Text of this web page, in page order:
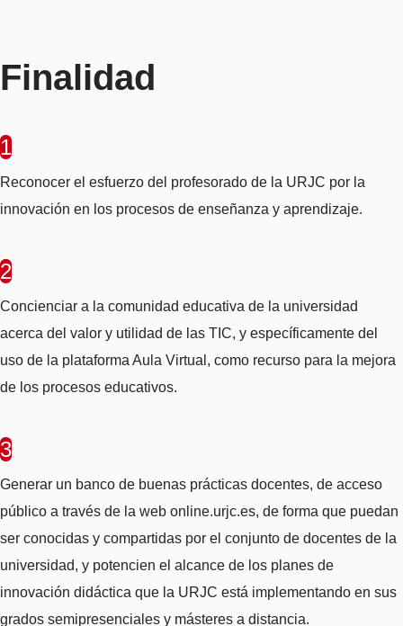
Finalidad
1
Reconocer el esfuerzo del profesorado de la URJC por la
innovación en los procesos de enseñanza y aprendizaje.
2
Concienciar a la comunidad educativa de la universidad
acerca del valor y utilidad de las TIC, y específicamente del
uso de la plataforma Aula Virtual, como recurso para la mejora
de los procesos educativos.
3
Generar un banco de buenas prácticas docentes, de acceso
público a través de la web online.urjc.es, de forma que puedan
ser conocidas y compartidas por el conjunto de docentes de la
universidad, y potencien el alcance de los planes de
innovación didáctica que la URJC está implementando en sus
grados semipresenciales y másteres a distancia.